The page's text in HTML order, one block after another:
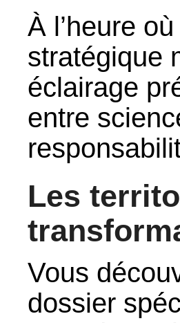
À l’heure
stratégique
éclairage
entre
Les
Vous
dossier